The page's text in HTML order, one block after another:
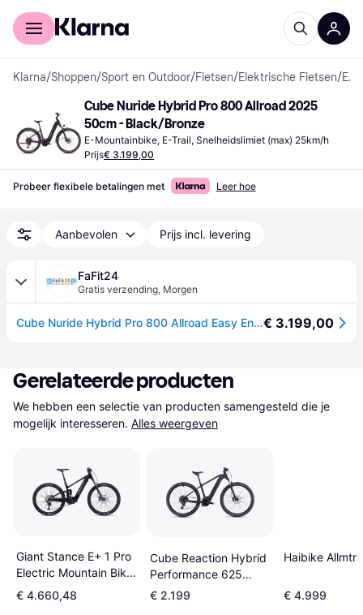
Voor shoppers
Klarna/Shoppen/Sport en Outdoor/Fietsen/Elektrische Fietsen/ E-Mountainbikes
Cube Nuride Hybrid Pro 800 Allroad 2025
50cm - Black/Bronze
E-Mountainbike, E-Trail, Snelheidslimiet (max) 25km/h
Prijs€ 3.199,00
Probeer flexibele betalingen met Leer hoe
Aanbevolen Prijs incl. levering
FaFit24
Gratis verzending, Morgen
Cube Nuride Hybrid Pro 800 Allroad Easy Entry 2025€ 3.199,00
Gerelateerde producten
We hebben een selectie van producten samengesteld die je
mogelijk interesseren. Alles weergeven
Giant Stance E+ 1 Pro
Electric Mountain Bike
Unisex
€ 4.660,48
Cube Reaction Hybrid
Performance 625
2025
€ 2.199
Haibike Allmtn
€ 4.999